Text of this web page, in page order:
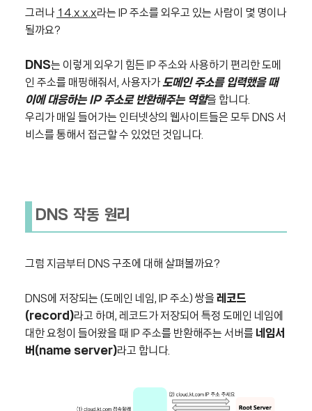
그러나 14.x.x.x라는 IP 주소를 외우고 있는 사람이 몇 명이나
될까요?
DNS는 이렇게 외우기 힘든 IP 주소와 사용하기 편리한 도메
인 주소를 매핑해줘서, 사용자가도메인 주소를 입력했을 때
이에 대응하는 IP 주소로 반환해주는 역할을 합니다.
우리가 매일 들어가는 인터넷상의 웹사이트들은 모두 DNS 서
비스를 통해서 접근할 수 있었던 것입니다.
DNS 작동 원리
그럼 지금부터 DNS 구조에 대해 살펴볼까요?
DNS에 저장되는 (도메인 네임, IP 주소) 쌍을 레코드
(record)라고 하며, 레코드가 저장되어 특정 도메인 네임에
대한 요청이 들어왔을 때 IP 주소를 반환해주는 서버를 네임서
버(name server)라고 합니다.